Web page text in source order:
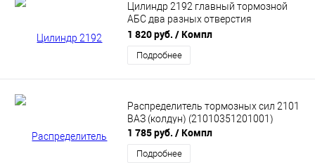
Цилиндр 2192 главный тормозной
АБС два разных отверстия
(21214,2123,2190) (21920350500900)
1 820 руб. / Компл
Подробнее
Распределитель тормозных сил 2101
ВАЗ (колдун) (21010351201001)
1 785 руб. / Компл
Подробнее